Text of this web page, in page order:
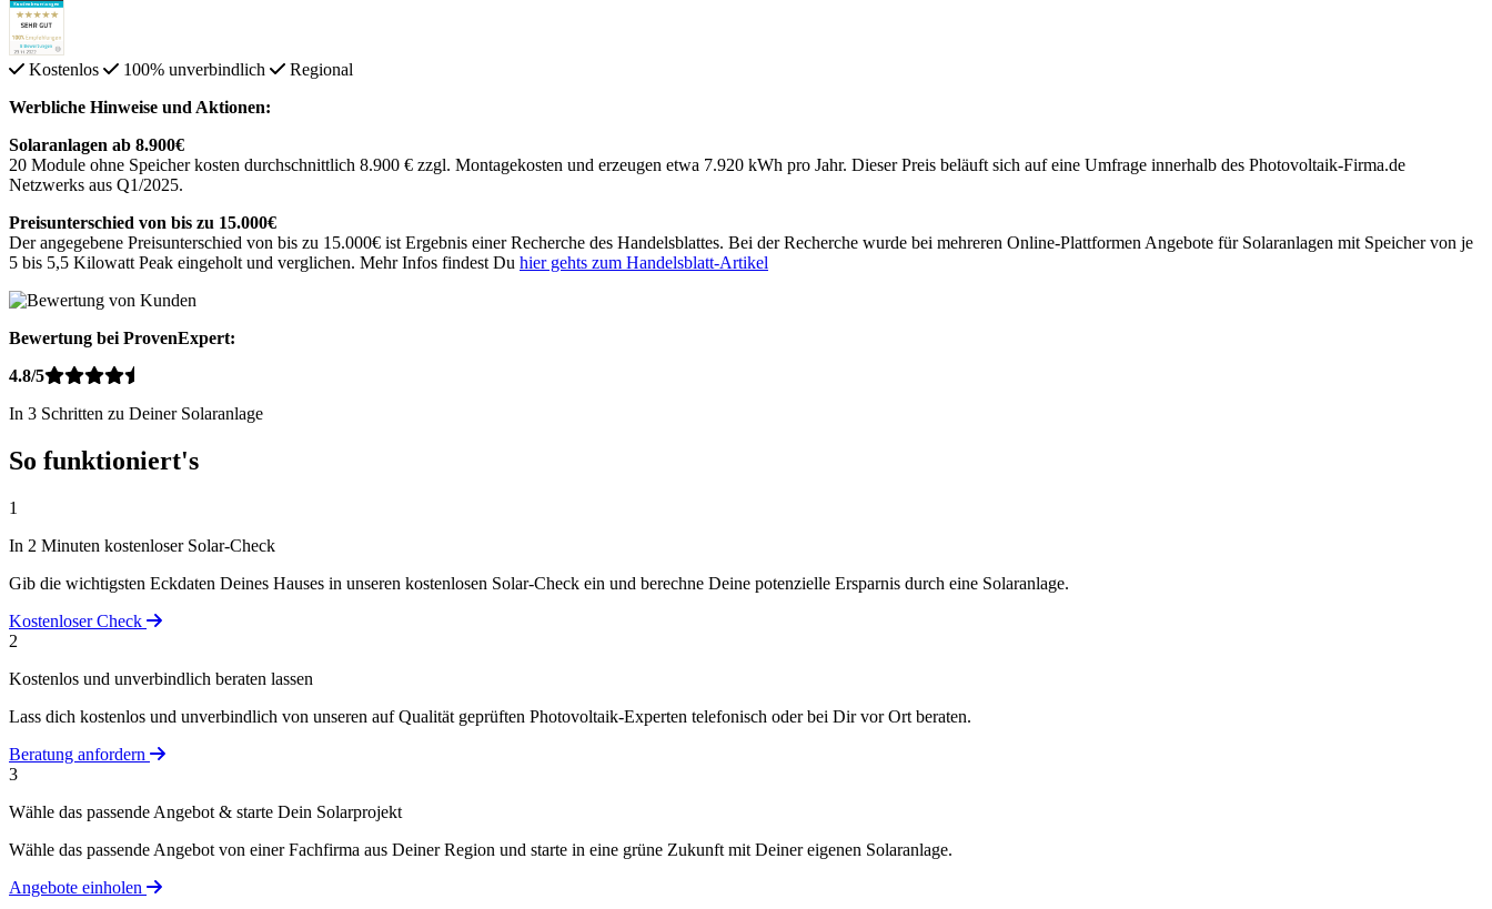
Kostenlos 100% unverbindlich
Regional
Werbliche Hinweise und Aktionen:
Solaranlagen ab 8.900€
20 Module ohne Speicher kosten durchschnittlich 8.900 € zzgl. Montagekosten und erzeugen etwa 7.920 kWh pro Jahr. Dieser Preis beläuft sich auf eine Umfrage innerhalb des Photovoltaik-Firma.de
Netzwerks aus Q1/2025.
Preisunterschied von bis zu 15.000€
Der angegebene Preisunterschied von bis zu 15.000€ ist Ergebnis einer Recherche des Handelsblattes. Bei der Recherche wurde bei mehreren Online-Plattformen Angebote für Solaranlagen mit Speicher von je
5 bis 5,5 Kilowatt Peak eingeholt und verglichen. Mehr Infos findest Du hier gehts zum Handelsblatt-Artikel
Bewertung bei ProvenExpert:
4.8/5
In 3 Schritten zu Deiner Solaranlage
So funktioniert's
1
In 2 Minuten kostenloser Solar-Check
Gib die wichtigsten Eckdaten Deines Hauses in unseren kostenlosen Solar-Check ein und berechne Deine potenzielle Ersparnis durch eine Solaranlage.
Kostenloser Check
2
Kostenlos und unverbindlich beraten lassen
Lass dich kostenlos und unverbindlich von unseren auf Qualität geprüften Photovoltaik-Experten telefonisch oder bei Dir vor Ort beraten.
Beratung anfordern
3
Wähle das passende Angebot & starte Dein Solarprojekt
Wähle das passende Angebot von einer Fachfirma aus Deiner Region und starte in eine grüne Zukunft mit Deiner eigenen Solaranlage.
Angebote einholen